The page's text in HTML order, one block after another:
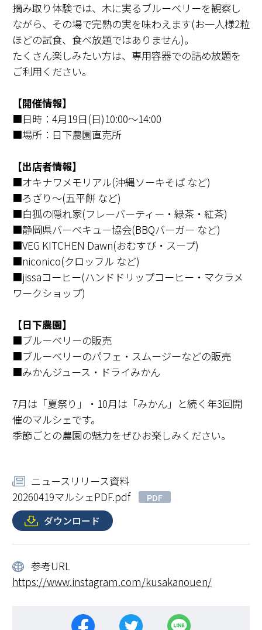
摘み取り体験では、木に実るブルーベリーを観察し
ながら、その場で完熟の実を味わえます(お一人様2粒
ほどの試食、食べ放題ではありません)。
たくさん楽しみたい方は、専用容器での詰め放題を
ご利用ください。
【開催情報】
■日時：4月19日(日)10:00～14:00
■場所：日下農園直売所
【出店者情報】
■オキナワメモリアル(沖縄ソーキそば など)
■ろざり～(五平餅 など)
■白狐の隠れ家(フレーバーティー・緑茶・紅茶)
■静岡県バーベキュー協会(BBQバーガー など)
■VEG KITCHEN Dawn(おむすび・スープ)
■niconico(クロッフル など)
■jissaコーヒー(ハンドドリップコーヒー・マクラメ
ワークショップ)
【日下農園】
■ブルーベリーの販売
■ブルーベリーのパフェ・スムージーなどの販売
■みかんジュース・ドライみかん
7月は「夏祭り」・10月は「みかん」と続く年3回開
催のマルシェです。
季節ごとの農園の魅力をぜひお楽しみください。
ニュースリリース資料
20260419マルシェPDF.pdf
PDF
ダウンロード
参考URL
https://www.instagram.com/kusakanouen/